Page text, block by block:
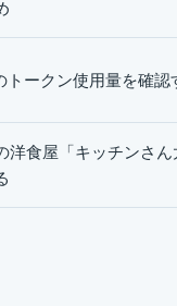
トークン使用量を確認
洋食屋「キッチンさん